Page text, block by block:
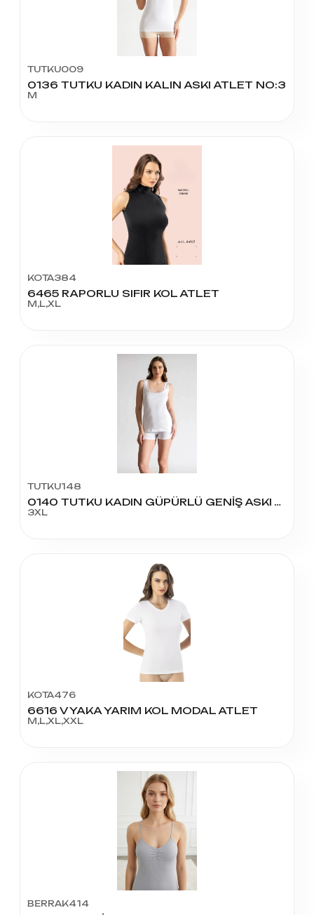
TUTKU009
0136 TUTKU KADIN KALIN ASKI ATLET NO:3
M
KOTA384
6465 RAPORLU SIFIR KOL ATLET
M,L,XL
TUTKU148
0140 TUTKU KADIN GÜPÜRLÜ GENİŞ ASKI ATLET NO:7
3XL
KOTA476
6616 V YAKA YARIM KOL MODAL ATLET
M,L,XL,XXL
BERRAK414